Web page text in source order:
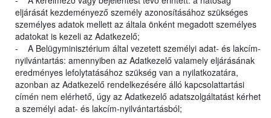
eljárását kezdeményező személy azonosításához szükséges
személyes adatok mellett az általa önként megadott személyes
adatokat is kezeli az Adatkezelő;
- A Belügyminisztérium által vezetett személyi adat- és lakcím-
nyilvántartás: amennyiben az Adatkezelő valamely eljárásának
eredményes lefolytatásához szükség van a nyilatkozatára,
azonban az Adatkezelő rendelkezésére álló kapcsolattartási
címén nem elérhető, úgy az Adatkezelő adatszolgáltatást kérhet
a személyi adat- és lakcím-nyilvántartásból;